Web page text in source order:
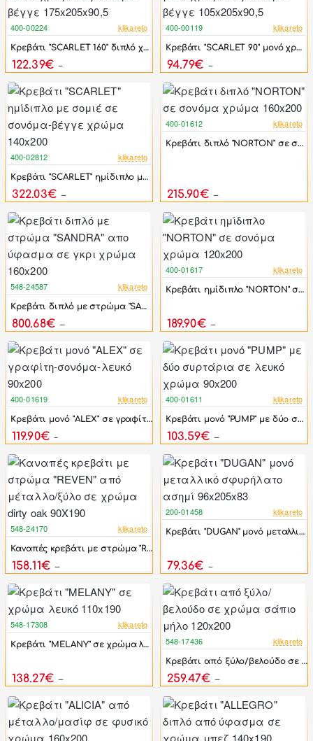
-36%
400-00224 klikareto
Kρεβάτι "SCARLET 160" διπλό χρώματος σονόμα-βέγγε 175x205x90,5
122.39€
-36%
400-00119 klikareto
Kρεβάτι "SCARLET 90" μονό χρώματος σονόμα-βέγγε 105x205x90,5
94.79€
-36%
400-02812 klikareto
Kρεβάτι "SCARLET" ημίδιπλο με σομιέ σε σονόμα-βέγγε χρώμα 140x200
322.03€
-38%
400-01612 klikareto
Kρεβάτι διπλό "NORTON" σε σονόμα χρώμα 160x200
215.90€
-44%
548-24587 klikareto
Kρεβάτι διπλό με στρώμα "SANDRA" απο ύφασμα σε γκρι χρώμα 160x200
800.68€
-38%
400-01617 klikareto
Kρεβάτι ημίδιπλο "NORTON" σε σονόμα χρώμα 120x200
189.90€
-38%
400-01619 klikareto
Kρεβάτι μονό "ALEX" σε γραφίτη-σονόμα-λευκό 90x200
119.90€
-69%
400-01611 klikareto
Kρεβάτι μονό "PUMP" με δύο συρτάρια σε λευκό χρώμα 90x200
103.59€
-44%
548-24170 klikareto
Καναπές κρεβάτι με στρώμα "REVEN" από μέταλλο/ξύλο σε χρώμα dirty oak 90Χ190
158.11€
-46%
200-01458 klikareto
Κρεβάτι "DUGAN" μονό μεταλλικό σφυρήλατο ασημί 96x205x83
79.36€
-44%
548-17308 klikareto
Κρεβάτι "MELANY" σε χρώμα λευκό 110x190
138.27€
-44%
548-17436 klikareto
Κρεβάτι από ξύλο/βελούδο σε χρώμα σάπιο μήλο 120x200
259.47€